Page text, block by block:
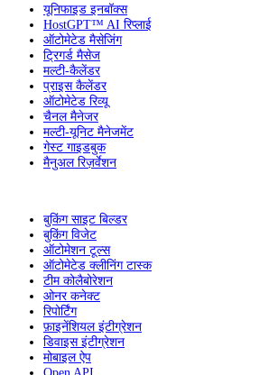
यूनिफाइड इनबॉक्स
HostGPT™ AI रिप्लाई
ऑटोमेटेड मैसेजिंग
ट्रिगर्ड मैसेज
मल्टी-कैलेंडर
प्राइस कैलेंडर
ऑटोमेटेड रिव्यू
चैनल मैनेजर
मल्टी-यूनिट मैनेजमेंट
गेस्ट गाइडबुक
मैनुअल रिज़र्वेशन
बुकिंग साइट बिल्डर
बुकिंग विजेट
ऑटोमेशन टूल्स
ऑटोमेटेड क्लीनिंग टास्क
टीम कोलैबोरेशन
ओनर कनेक्ट
रिपोर्टिंग
फ़ाइनेंशियल इंटीग्रेशन
डिवाइस इंटीग्रेशन
मोबाइल ऐप
Open API